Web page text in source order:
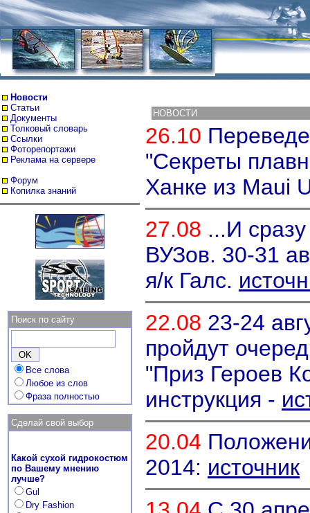
Новости
Статьи
Документы
Толковый словарь
Ссылки
Фоторепортажи
Реклама на сервере
Форум
Копилка знаний
Поиск по сайту
Все слова
Любое из слов
Фраза полностью
Сделай свой выбор
Какой сухой гидрокостюм
по Вашему мнению
лучше?
Gul
Dry Fashion
НОВОСТИ
26.10
"Секреты
Ханке из Maui
27.08 ...И
ВУЗов. 30-31
я/к Галс.
22.08 23-24
пройдут
"Приз Героев
инструкция -
20.04
2014: источник